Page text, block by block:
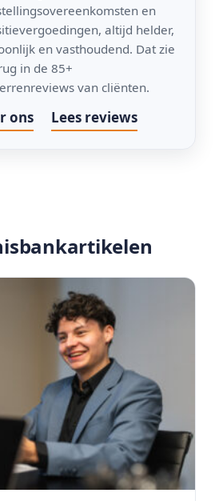
en
altijd helder,
en vasthoudend. Dat zie
in de 85+
van cliënten.
ons Lees reviews